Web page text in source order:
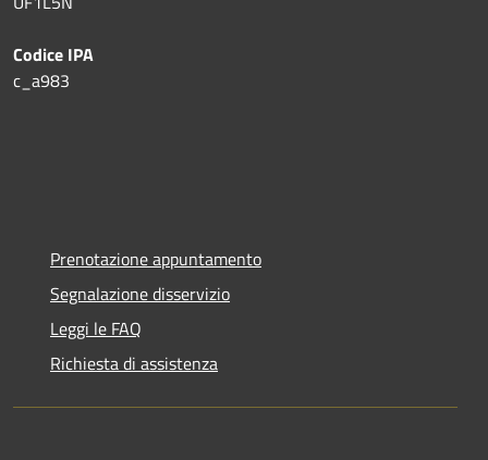
Codice IPA
c_a983
Prenotazione appuntamento
Segnalazione disservizio
Leggi le FAQ
Richiesta di assistenza